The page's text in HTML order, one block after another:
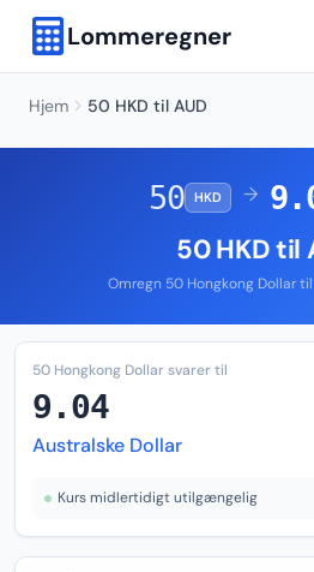
Lommeregner
Hjem 50 HKD til AUD
50 HKD →
50 HKD til
Omregn 50 Hongkong Dollar
50 Hongkong Dollar svarer til
9.04
Australske Dollar
Kurs midlertidigt utilgængelig